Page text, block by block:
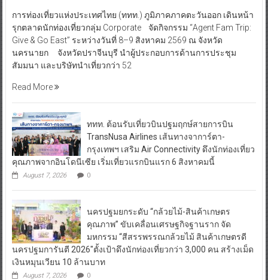
การท่องเที่ยวแห่งประเทศไทย (ททท.) ภูมิภาคภาคตะวันออก เดินหน้า
รุกตลาดนักท่องเที่ยวกลุ่ม Corporate จัดกิจกรรม “Agent Fam Trip:
Give & Go East” ระหว่างวันที่ 8–9 สิงหาคม 2569 ณ จังหวัด
นครนายก จังหวัดปราจีนบุรี นำผู้ประกอบการด้านการประชุม
สัมมนา และบริษัทนำเที่ยวกว่า 52
Read More
ททท. ต้อนรับเที่ยวบินปฐมฤกษ์สายการบิน
TransNusa Airlines เส้นทางจาการ์ตา-
กรุงเทพฯ เสริม Air Connectivity ดึงนักท่องเที่ยว
คุณภาพจากอินโดนีเซีย เริ่มเที่ยวแรกบินแรก 6 สิงหาคมนี้
August 7, 2026 0
นครปฐมยกระดับ “กล้วยไม้-สินค้าเกษตร
คุณภาพ” ขับเคลื่อนเศรษฐกิจฐานราก จัด
มหกรรม “สีสรรพรรณกล้วยไม้ สินค้าเกษตรดี
นครปฐมการันตี 2026″ตั้งเป้าดึงนักท่องเที่ยวกว่า 3,000 คน สร้างเม็ด
เงินหมุนเวียน 10 ล้านบาท
August 7, 2026 0